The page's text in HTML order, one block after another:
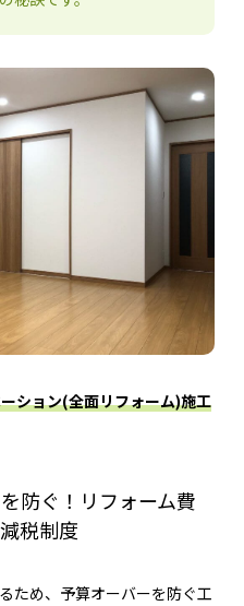
ション(全面リフォーム)施工
防ぐ！リフォーム費
税制度
ため、予算オーバーを防ぐ工